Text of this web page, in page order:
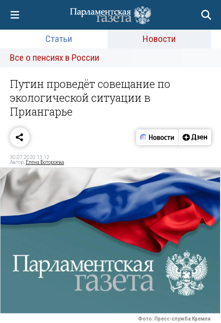
Статьи
Новости
Все о пенсиях в России
Путин проведёт совещание по
экологической ситуации в
Приангарье
30.07.2020 13:12
Автор: Елена Ботороева
Фото: Пресс-служба Кремля